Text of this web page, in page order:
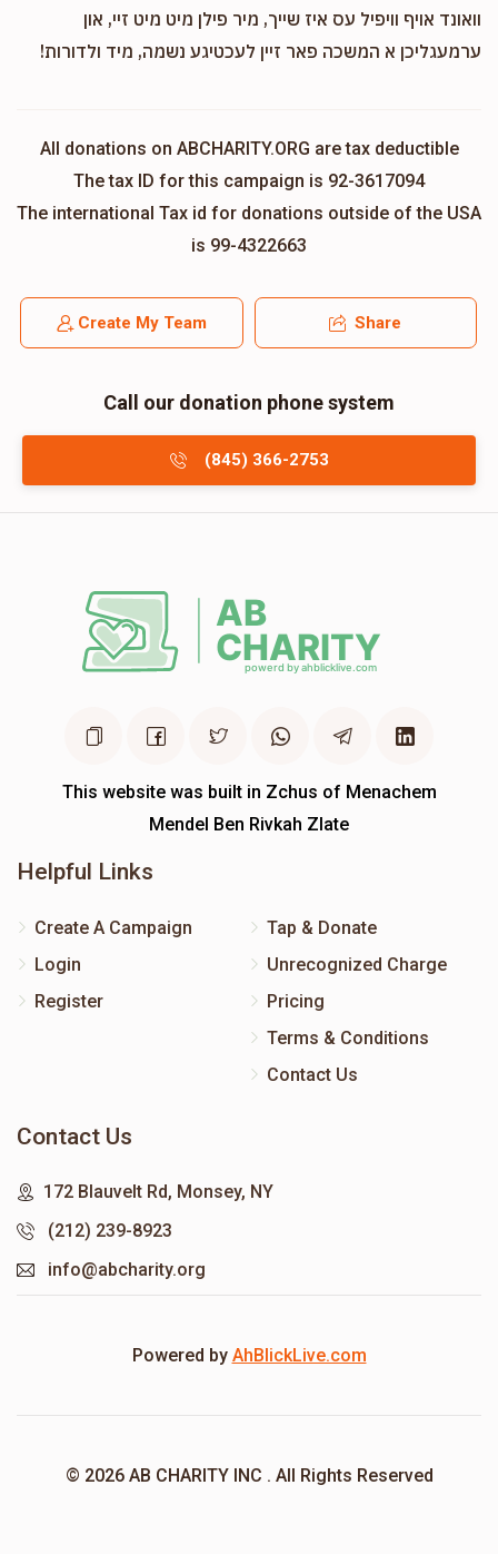
וואונד אויף וויפיל עס איז שייך, מיר פילן מיט מיט זיי, און
ערמעגליכן א המשכה פאר זיין לעכטיגע נשמה, מיד ולדורות!
All donations on ABCHARITY.ORG are tax deductible
The tax ID for this campaign is 92-3617094
The international Tax id for donations outside of the USA
is 99-4322663
Create My Team Share
Call our donation phone system
(845) 366-2753
This website was built in Zchus of Menachem
Mendel Ben Rivkah Zlate
Helpful Links
Create A Campaign
Login
Register
Tap & Donate
Unrecognized Charge
Pricing
Terms & Conditions
Contact Us
Contact Us
172 Blauvelt Rd, Monsey, NY
(212) 239-8923
info@abcharity.org
Powered by AhBlickLive.com
© 2026 AB CHARITY INC . All Rights Reserved